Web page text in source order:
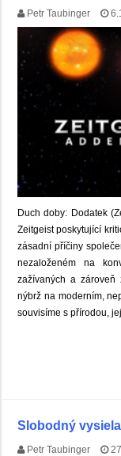
Petr Taubinger
Duch doby: Dodatek
Zeitgeist poskytující
zásadní příčiny
nezaloženém na
zažívaných a zároveň
nýbrž na moderním,
souvisíme s přírodou,
Slobodný
Petr Taubinger